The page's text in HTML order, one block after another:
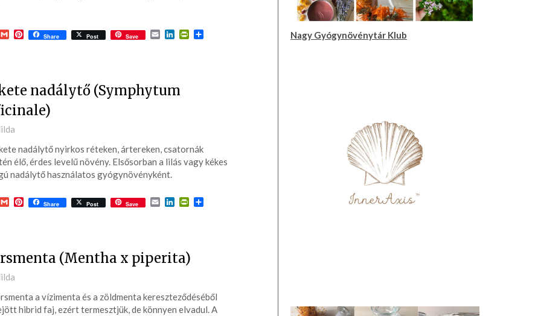
GmailPinterest
Share Post Save EmailLinkedInPrintFriendly
Ossza
nadálytő (Symphytum
nadálytő nyirkos réteken, ártereken, csatornák
élő, érdes levelű növény. Elsősorban a lilás vagy kékes
nadálytő használatos gyógynövényként.
GmailPinterest
Share Post Save EmailLinkedInPrintFriendly
Ossza
(Mentha x piperita)
a vízimenta és a zöldmenta kereszteződéséből
hibrid faj, ezért termesztjük, de könnyen elvadul. A
Nagy Gyógynövénytár Klub